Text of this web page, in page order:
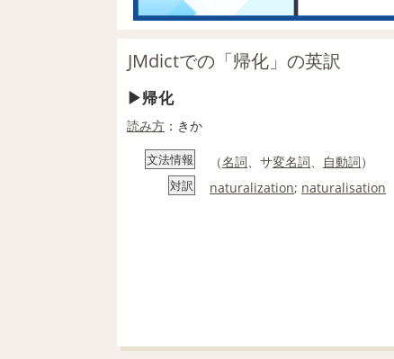
JMdictでの「帰化」の英訳
帰化
読み方 ：きか
文法情報 （名詞、サ変名詞、 自動詞）
対訳 naturalization; naturalisation